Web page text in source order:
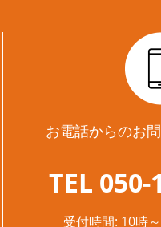
お電話からのお
TEL
受付時間: 10時